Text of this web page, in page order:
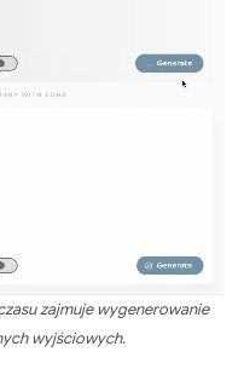
zajmuje wygenerowanie
wyjściowych.